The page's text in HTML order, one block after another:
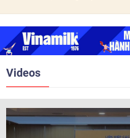
nghị Cấp cao vào các năm 2005,
2010, 2016, 2018, 2021.
Videos